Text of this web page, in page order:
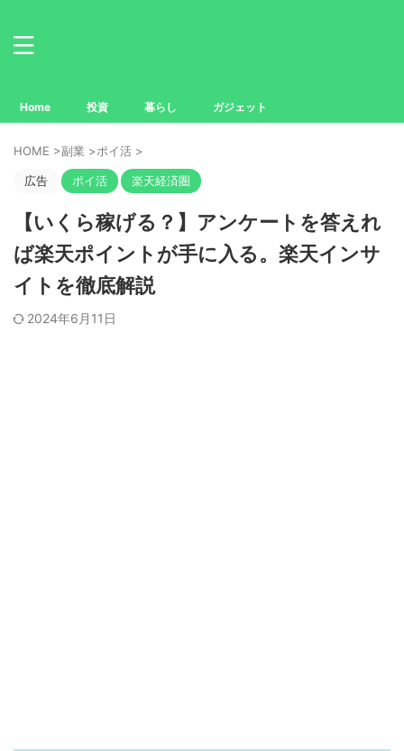
Home 投資 暮らし ガジェット
HOME >副業 >ポイ活 >
広告 ポイ活 楽天経済圏
【いくら稼げる？】アンケートを答えれ
ば楽天ポイントが手に入る。楽天インサ
イトを徹底解説
2024年6月11日